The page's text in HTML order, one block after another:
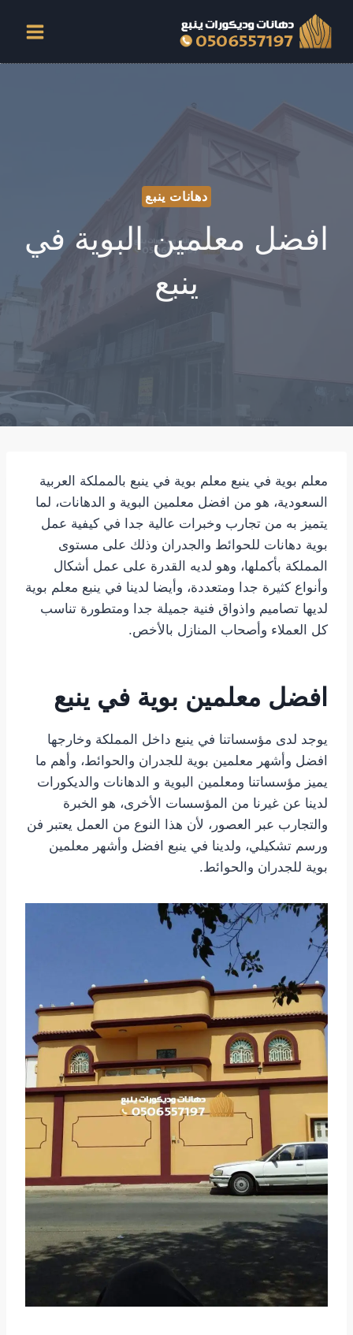
المحتوى
دهانات ينبع
افضل معلمين البوية في
ينبع
معلم بوية في ينبع معلم بوية في ينبع بالمملكة العربية
السعودية، هو من افضل معلمين البوية و الدهانات، لما
يتميز به من تجارب وخبرات عالية جدا في كيفية عمل
بوية دهانات للحوائط والجدران وذلك على مستوى
المملكة بأكملها، وهو لديه القدرة على عمل أشكال
وأنواع كثيرة جدا ومتعددة، وأيضا لدينا في ينبع معلم بوية
لديها تصاميم واذواق فنية جميلة جدا ومتطورة تناسب
كل العملاء وأصحاب المنازل بالأخص.
افضل معلمين بوية في ينبع
يوجد لدى مؤسساتنا في ينبع داخل المملكة وخارجها
افضل وأشهر معلمين بوية للجدران والحوائط، وأهم ما
يميز مؤسساتنا ومعلمين البوية و الدهانات والديكورات
لدينا عن غيرنا من المؤسسات الأخرى، هو الخبرة
والتجارب عبر العصور، لأن هذا النوع من العمل يعتبر فن
ورسم تشكيلي، ولدينا في ينبع افضل وأشهر معلمين
بوية للجدران والحوائط.